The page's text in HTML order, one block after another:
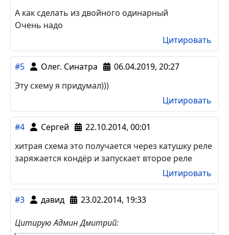
А как сделать из двойного одинарный
Очень надо
Цитировать
#5 Олег. Синатра
06.04.2019, 20:27
Эту схему я придумал)))
Цитировать
#4 Сергей
22.10.2014, 00:01
хитрая схема это получается через катушку реле
заряжается кондёр и запускает второе реле
Цитировать
#3 давид 23.02.2014, 19:33
Цитирую Админ Дмитрий: